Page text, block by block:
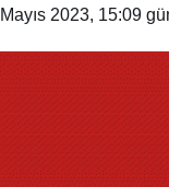
2023, 15:09